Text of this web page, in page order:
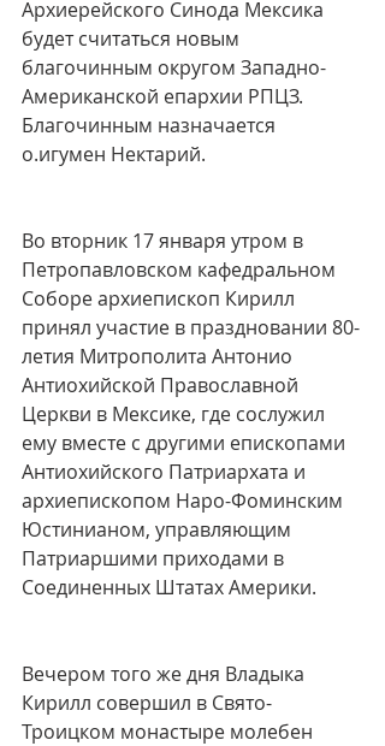
Архиерейского Синода Мексика
будет считаться новым
благочинным округом Западно-
Американской епархии РПЦЗ.
Благочинным назначается
о.игумен Нектарий.
Во вторник 17 января утром в
Петропавловском кафедральном
Соборе архиепископ Кирилл
принял участие в праздновании 80-
летия Митрополита Антонио
Антиохийской Православной
Церкви в Мексике, где сослужил
ему вместе с другими епископами
Антиохийского Патриархата и
архиепископом Наро-Фоминским
Юстинианом, управляющим
Патриаршими приходами в
Соединенных Штатах Америки.
Вечером того же дня Владыка
Кирилл совершил в Свято-
Троицком монастыре молебен